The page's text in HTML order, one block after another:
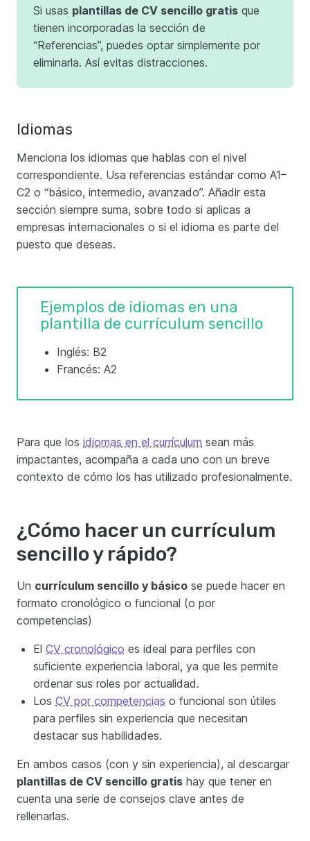
Si usas plantillas de CV sencillo gratis que
tienen incorporadas la sección de
“Referencias”, puedes optar simplemente por
eliminarla. Así evitas distracciones.
Idiomas
Menciona los idiomas que hablas con el nivel
correspondiente. Usa referencias estándar como A1–
C2 o “básico, intermedio, avanzado”. Añadir esta
sección siempre suma, sobre todo si aplicas a
empresas internacionales o si el idioma es parte del
puesto que deseas.
Ejemplos de idiomas en una
plantilla de currículum sencillo
Inglés: B2
Francés: A2
Para que los idiomas en el currículum sean más
impactantes, acompaña a cada uno con un breve
contexto de cómo los has utilizado profesionalmente.
¿Cómo hacer un currículum
sencillo y rápido?
Un currículum sencillo y básico se puede hacer en
formato cronológico o funcional (o por
competencias)
El CV cronológico es ideal para perfiles con
suficiente experiencia laboral, ya que les permite
ordenar sus roles por actualidad.
Los CV por competencias o funcional son útiles
para perfiles sin experiencia que necesitan
destacar sus habilidades.
En ambos casos (con y sin experiencia), al descargar
plantillas de CV sencillo gratis hay que tener en
cuenta una serie de consejos clave antes de
rellenarlas.